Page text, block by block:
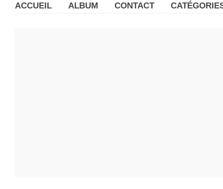
ACCUEIL ALBUM CONTACT